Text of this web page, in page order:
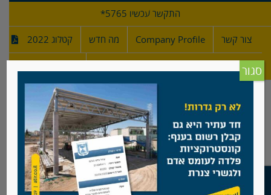
התקשר עכשיו 5765*
צור קשר Company Profile מה חדש קטלוג 2022
גדר פח "איסכורית", חיפה
סגור